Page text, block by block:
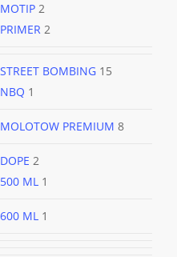
MOTIP 2
PRIMER 2
STREET BOMBING 15
NBQ 1
MOLOTOW PREMIUM 8
DOPE 2
500 ML 1
600 ML 1